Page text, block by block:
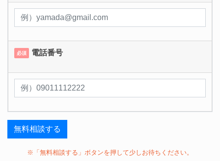
必須 電話番号
※「無料相談する」ボタンを押して少しお待ちください。